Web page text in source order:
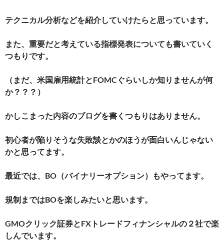
テクニカル分析などを紹介していけたらと思っています。
また、重要だと考えている指標発表についても書いていく
つもりです。
（まだ、米国雇用統計とFOMCぐらいしか知りませんが何
か？？？）
かしこまった内容のブログを書くつもりはありません。
初心者が陥りそうな失敗談とかのほうが面白いんじゃない
かと思ってます。
最近では、BO（バイナリーオプション）もやってます。
規制まではBOを楽しみたいと思います。
GMOクリック証券とFXトレードフィナンシャルの２社で楽
しんでいます。